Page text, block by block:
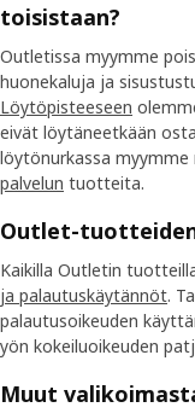
toisistaan?
Outletissa myymme
huonekaluja ja
Löytöpisteeseen
eivät löytäneetkään
löytönurkassa myymme
palvelun tuotteita.
Outlet-
Kaikilla Outletin
ja palautuskäytännöt.
palautusoikeuden
yön kokeiluoikeuden
Muut